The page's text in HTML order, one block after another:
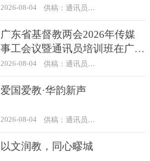
经学校举办
2026-08-04 供稿：通讯员 杨菁
广东省基督教两会2026年传媒
事工会议暨通讯员培训班在广州
举办
2026-08-04 供稿：通讯员 汪浩
爱国爱教·华韵新声
2026-08-04 供稿：通讯员 景健美
以文润教，同心疁城